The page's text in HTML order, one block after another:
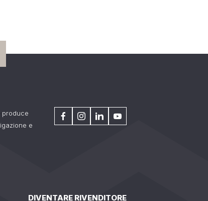
produce
e
DIVENTARE RIVENDITORE